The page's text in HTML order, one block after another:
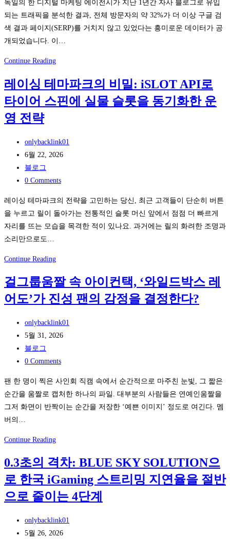
니
터
링
장
오
디
오
적
탐
한
다?”
무
료
단
으
출’
라
이
플
릿
독일의 한 디지털 마케팅 에이전시가 지난 1년간 자사 블로그로 유입
되는 트래픽을 분석한 결과, 전체 방문자의 약 32%가 더 이상 구글 검
색 결과 페이지(SERP)를 거치지 않고 있었다는 흥미로운 데이터가 공
개되었습니다. 이…
Continue ReadingGEO
AEO
의
검
색
서
AI
비
동
하
는
레이싱 테마파크의 비밀: iSLOT API로
타이어 스핀에 실물 슬롯을 동기화한 운
영 전략
Post
author:
onlybacklink01
Post
published:
6월 22, 2026
Post
category:
블로그
Post
0 Comments
레이싱 테마파크의 전략을 고민하는 당신, 최근 고객들이 단순히 버튼
을 누르고 릴이 돌아가는 전통적인 슬롯 머신 앞에서 점점 더 빠르게
자리를 뜨는 모습을 목격한 적이 있나요. 과거에는 릴의 화려한 조명과
소리만으로도…
Continue Reading레
싱
테
파
크
비
iSLOT
API
로
이
스
핀
에
실
걸그룹움짤 속 아이컨택, ‘와일드박스 레
어도’가 진성 팬의 감정을 결정한다?
Post
author:
onlybacklink01
Post
published:
5월 31, 2026
Post
category:
블로그
Post
0 Comments
팬 한 명이 찍은 사인회 직캠 속에서 순간적으로 마주친 눈빛, 그 짧은
순간을 움짤로 캡처한 하나의 파일. 대부분의 사람들은 연예인움짤을
그저 화면이 반짝이는 순간을 저장한 ‘예쁜 이미지’ 정도로 여긴다. 멤
버의…
Continue Reading걸
룹
움
짤
속
아
이
0.3초의 격차: BLUE SKY SOLUTION으
로 한국 iGaming 스트리밍 지연율을 절반
으로 줄이는 4단계
Post
author:
onlybacklink01
Post
5월 26, 2026